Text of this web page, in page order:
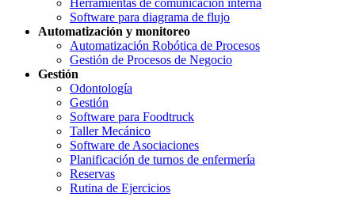
Software para diagrama de flujo
Automatización y monitoreo
Automatización Robótica de Procesos
Gestión de Procesos de Negocio
Gestión
Odontología
Gestión
Software para Foodtruck
Taller Mecánico
Software de Asociaciones
Planificación de turnos de enfermería
Reservas
Rutina de Ejercicios